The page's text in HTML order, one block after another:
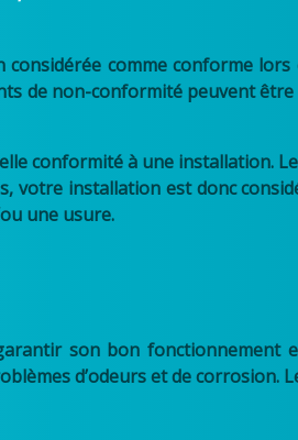
comme conforme
de non-conformité peuvent
conformité à une installation.
votre installation est donc
une usure.
son bon fonctionnement
d’odeurs et de